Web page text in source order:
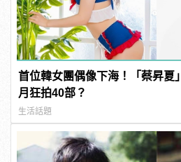
首位韓女團偶像下海！「蔡昇夏
月狂拍40部？
生活話題